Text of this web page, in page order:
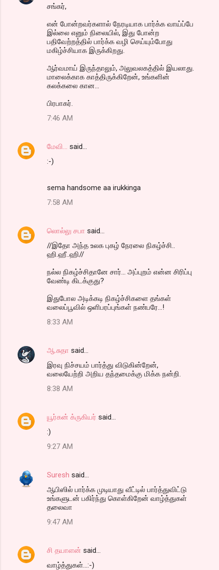
சங்கர்,
என் போன்றவர்களால் நேரடியாக பார்க்க வாய்ப்பே
இல்லை எனும் நிலையில், இது போன்ற
பதிவேற்றத்தில் பார்க்க வழி செய்யும்போது
மகிழ்ச்சியாக இருக்கிறது.
ஆர்வமாய் இருந்தாலும், அலுவலகத்தில் இயலாது.
மாலைக்காக காத்திருக்கிறேன், உங்களின்
கலக்கலை கான...
பிரபாகர்.
7:46 AM
மேவி...
said…
:-)
sema handsome aa irukkinga
7:58 AM
லொல்லு சபா said…
//இதோ அந்த உலக புகழ் நேரலை நிகழ்ச்சி..
ஹி.ஹீ..ஹி//
நல்ல நிகழ்ச்சிதானே சார்... அப்புறம் என்ன சிரிப்பு
வேண்டி கிடக்குது?
இதுபோல அடிக்கடி நிகழ்ச்சிகளை தங்கள்
வலைப்பூவில் ஒளிபரப்புங்கள் நண்பரே...!
8:33 AM
ஆ.சுதா said…
இரவு நிச்சயம் பார்த்து விடுகின்றேன்,
வலையேற்றி அறிய தந்தமைக்கு மிக்க நன்றி.
8:38 AM
யூர்கன் க்ருகியர் said…
:)
9:27 AM
Suresh said…
ஆபிஸில் பார்க்க முடியாது வீட்டில் பார்த்துவிட்டு
உங்களுடன் பகிர்ந்து கொள்கிறேன் வாழ்த்துகள்
தலைவா
9:47 AM
சி தயாளன் said…
வாழ்த்துகள்...:-)